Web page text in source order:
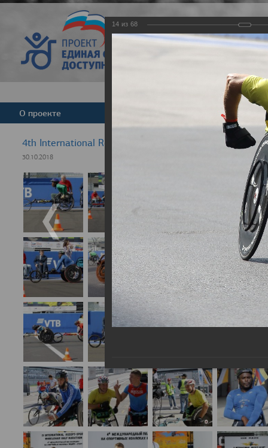
Версия для
О проекте
4th International Rezept-Sport Wheelchair Half
30.10.2018
14 из 68